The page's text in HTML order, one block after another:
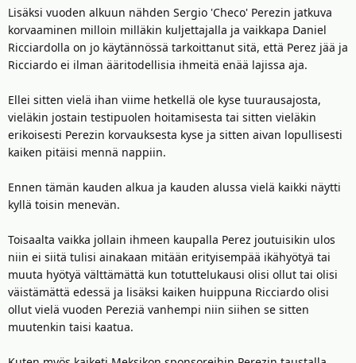
Lisäksi vuoden alkuun nähden Sergio 'Checo' Perezin jatkuva
korvaaminen milloin milläkin kuljettajalla ja vaikkapa Daniel
Ricciardolla on jo käytännössä tarkoittanut sitä, että Perez jää ja
Ricciardo ei ilman ääritodellisia ihmeitä enää lajissa aja.
Ellei sitten vielä ihan viime hetkellä ole kyse tuurausajosta,
vieläkin jostain testipuolen hoitamisesta tai sitten vieläkin
erikoisesti Perezin korvauksesta kyse ja sitten aivan lopullisesti
kaiken pitäisi mennä nappiin.
Ennen tämän kauden alkua ja kauden alussa vielä kaikki näytti
kyllä toisin menevän.
Toisaalta vaikka jollain ihmeen kaupalla Perez joutuisikin ulos
niin ei siitä tulisi ainakaan mitään erityisempää ikähyötyä tai
muuta hyötyä välttämättä kun totuttelukausi olisi ollut tai olisi
väistämättä edessä ja lisäksi kaiken huippuna Ricciardo olisi
ollut vielä vuoden Pereziä vanhempi niin siihen se sitten
muutenkin taisi kaatua.